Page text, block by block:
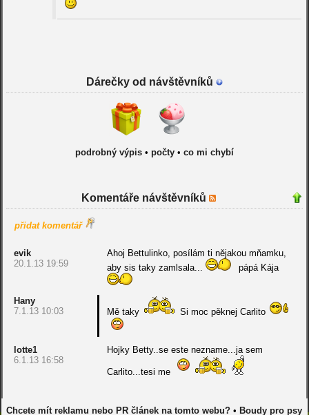
Dárečky od návštěvníků
podrobný výpis• počty• co mi chybí
Komentáře návštěvníků
přidat komentář
evik
20.1.13 19:59
Ahoj Bettulinko, posílám ti nějakou mňamku,
aby sis taky zamlsala...
pápá Kája
Hany
7.1.13 10:03
Mě taky Si moc pěknej Carlito
lotte1
6.1.13 16:58
Hojky Betty..se este nezname...ja sem
Carlito...tesi me
Chcete mít reklamu nebo PR článek na tomto webu? • Boudy pro psy